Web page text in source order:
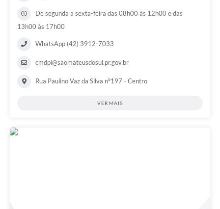
De segunda a sexta-feira das 08h00 às 12h00 e das
13h00 às 17h00
WhatsApp (42) 3912-7033
cmdpi@saomateusdosul.pr.gov.br
Rua Paulino Vaz da Silva nº197 - Centro
VER MAIS